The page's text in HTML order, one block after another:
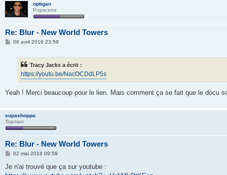
optigan
Popscene
Re: Blur - New World Towers
M06 avril 2016 23:59
Tracy Jacks a écrit :
https://youtu.be/NacOCDdLP5s
Yeah ! Merci beaucoup pour le lien. Mais comment ça se fait que le
supashoppa
Topman
Re: Blur - New World Towers
M
s
02 mai 2016 09:59
Je n'ai trouvé que ça sur youtube :